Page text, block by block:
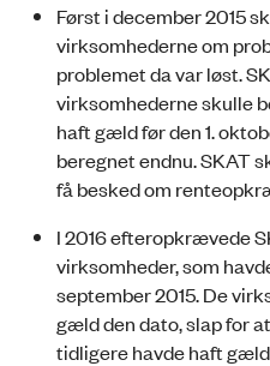
Først i december 2015
virksomhederne om
problemet da var løst.
virksomhederne skulle
haft gæld før den 1.
beregnet endnu. SKAT
få besked om
I 2016 efteropkrævede
virksomheder, som
september 2015. De
gæld den dato, slap for
tidligere havde haft